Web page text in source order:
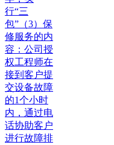
行“三
包”（3）保
修服务的内
容：公司授
权工程师在
接到客户提
交设备故障
的1个小时
内，通过电
话协助客户
进行故障排